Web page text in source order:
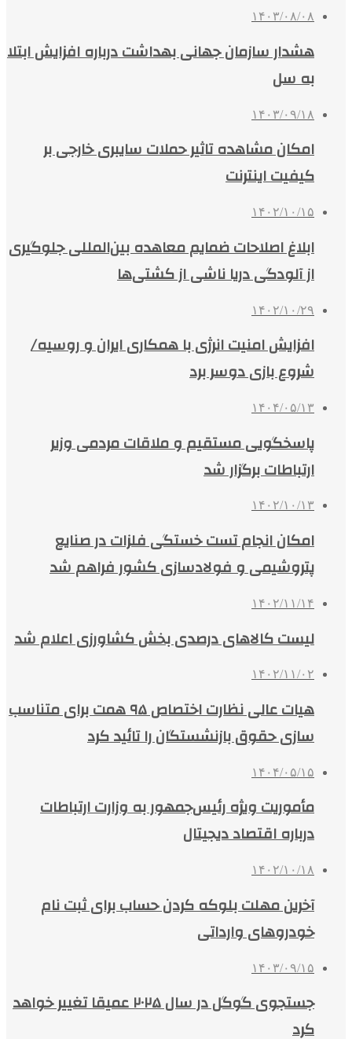
۱۴۰۳/۰۸/۰۸
هشدار سازمان جهانی بهداشت درباره افزایش ابتلا
به سل
۱۴۰۳/۰۹/۱۸
امکان مشاهده تاثیر حملات سایبری خارجی بر
کیفیت اینترنت
۱۴۰۲/۱۰/۱۵
ابلاغ اصلاحات ضمایم معاهده بین‌المللی جلوگیری
از آلودگی دریا ناشی از کشتی‌ها
۱۴۰۲/۱۰/۲۹
افزایش امنیت انرژی با همکاری ایران و روسیه/
شروع بازی دوسر برد
۱۴۰۴/۰۵/۱۳
پاسخگویی مستقیم و ملاقات مردمی وزیر
ارتباطات برگزار شد
۱۴۰۲/۱۰/۱۳
امکان انجام تست خستگی فلزات در صنایع
پتروشیمی و فولادسازی کشور فراهم شد
۱۴۰۲/۱۱/۱۴
لیست کالاهای درصدی بخش کشاورزی اعلام شد
۱۴۰۲/۱۱/۰۲
هیات عالی نظارت اختصاص ۹۵ همت برای متناسب
سازی حقوق بازنشستگان را تائید کرد
۱۴۰۴/۰۵/۱۵
مأموریت ویژه رئیس‌جمهور به وزارت ارتباطات
درباره اقتصاد دیجیتال
۱۴۰۲/۱۰/۱۸
آخرین مهلت بلوکه کردن حساب برای ثبت نام
خودروهای وارداتی
۱۴۰۳/۰۹/۱۵
جستجوی گوگل در سال ۲۰۲۵ عمیقا تغییر خواهد
کرد